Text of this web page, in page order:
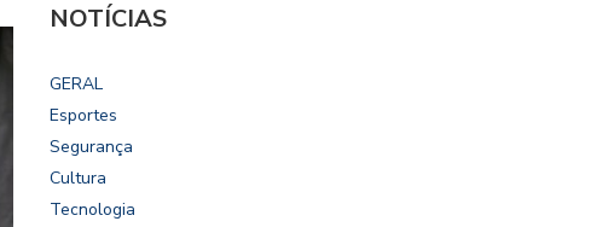
NOTÍCIAS
GERAL
Esportes
Segurança
Cultura
Tecnologia